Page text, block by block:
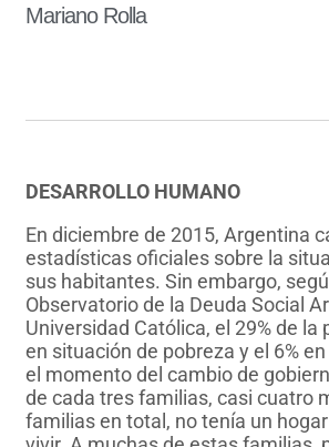
Mariano Rolla
DESARROLLO HUMANO
En diciembre de 2015, Argentina
estadísticas oficiales sobre la
sus habitantes. Sin embargo,
Observatorio de la Deuda Social
Universidad Católica, el 29% de la
en situación de pobreza y el 6%
el momento del cambio de
de cada tres familias, casi cuatro
familias en total, no tenía un